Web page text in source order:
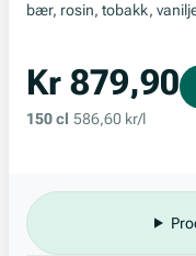
bær, rosin, tobakk,
Kr 879,90
150 cl 586,60 kr/l